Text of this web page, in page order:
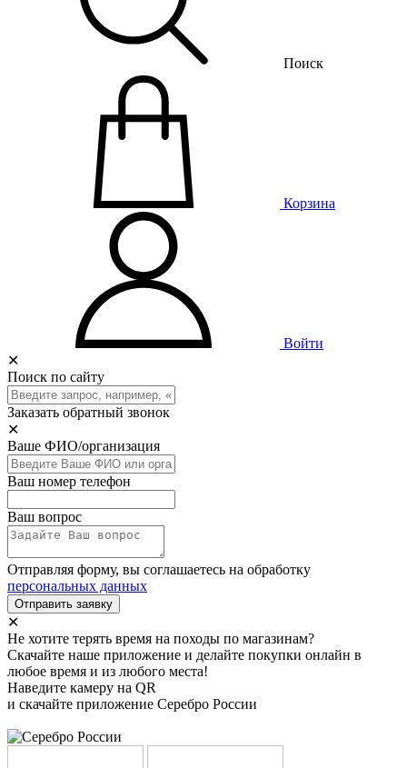
Поиск
Корзина
Войти
✕
Поиск по сайту
Заказать обратный звонок
✕
Ваше ФИО/организация
Ваш номер телефон
Ваш вопрос
Отправляя форму, вы соглашаетесь на обработку
персональных данных
Отправить заявку
✕
Не хотите терять время на походы по магазинам?
Скачайте наше приложение и делайте покупки онлайн в
любое время и из любого места!
Наведите камеру на QR
и скачайте приложение Серебро России